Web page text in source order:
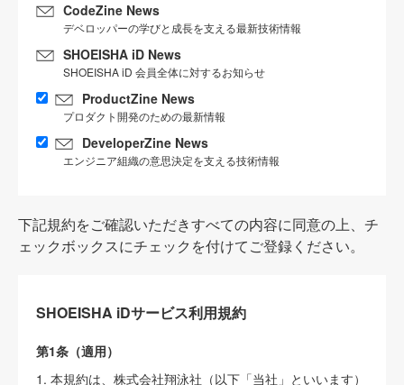
CodeZine News
デベロッパーの学びと成長を支える最新技術情報
SHOEISHA iD News
SHOEISHA iD 会員全体に対するお知らせ
ProductZine News
プロダクト開発のための最新情報
DeveloperZine News
エンジニア組織の意思決定を支える技術情報
下記規約をご確認いただきすべての内容に同意の上、チ
ェックボックスにチェックを付けてご登録ください。
SHOEISHA iDサービス利用規約
第1条（適用）
1. 本規約は、株式会社翔泳社（以下「当社」といいます）